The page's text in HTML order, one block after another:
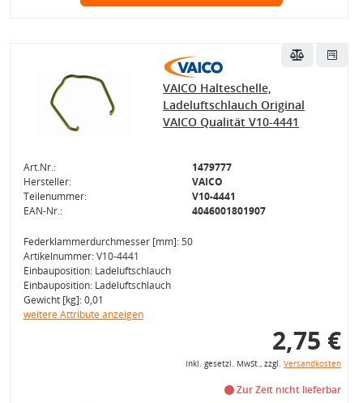
VAICO Halteschelle,
Ladeluftschlauch Original
VAICO Qualität V10-4441
Art.Nr.:
1479777
Hersteller:
VAICO
Teilenummer:
V10-4441
EAN-Nr.:
4046001801907
Federklammerdurchmesser [mm]: 50
Artikelnummer: V10-4441
Einbauposition: Ladeluftschlauch
Einbauposition: Ladeluftschlauch
Gewicht [kg]: 0,01
weitere Attribute anzeigen
2,75 €
inkl. gesetzl. MwSt., zzgl. Versandkosten
Zur Zeit nicht lieferbar